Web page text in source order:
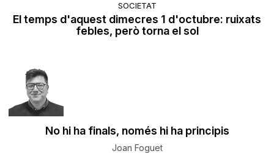
SOCIETAT
El temps d'aquest dimecres 1 d'octubre: ruixats
febles, però torna el sol
No hi ha finals, només hi ha principis
Joan Foguet